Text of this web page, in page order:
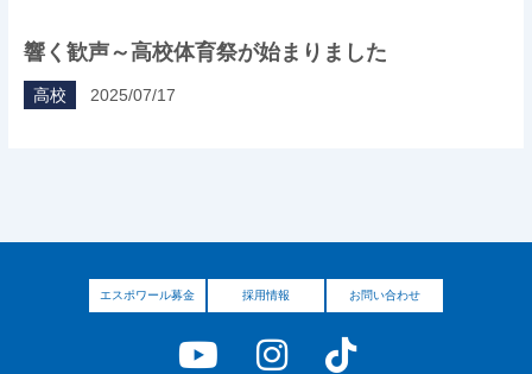
響く歓声～高校体育祭が始まりました
高校 2025/07/17
エスポワール募金 採用情報 お問い合わせ